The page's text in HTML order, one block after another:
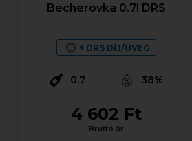
Becherovka 0.7l DRS
+ DRS DÍJ/ÜVEG
0,7 38%
4 602 Ft
Bruttó ár